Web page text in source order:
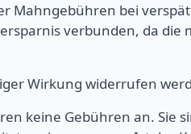
Mahngebühren bei
verbunden, da
Wirkung widerrufen
keine Gebühren an. Sie